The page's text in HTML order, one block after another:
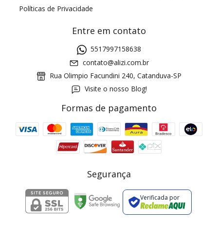
Políticas de Privacidade
Entre em contato
5517997158638
contato@alizi.com.br
Rua Olimpio Facundini 240, Catanduva-SP
Visite o nosso Blog!
Formas de pagamento
Segurança
Verificada por
Cupom 1a compra: GANHE5
2 pecas 7% OFF